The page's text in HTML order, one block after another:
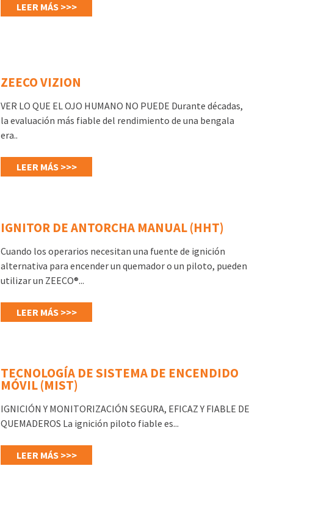
LEER MÁS >>>
ZEECO VIZION
VER LO QUE EL OJO HUMANO NO PUEDE Durante décadas,
la evaluación más fiable del rendimiento de una bengala
era..
LEER MÁS >>>
IGNITOR DE ANTORCHA MANUAL (HHT)
Cuando los operarios necesitan una fuente de ignición
alternativa para encender un quemador o un piloto, pueden
utilizar un ZEECO®...
LEER MÁS >>>
TECNOLOGÍA DE SISTEMA DE ENCENDIDO
MÓVIL (MIST)
IGNICIÓN Y MONITORIZACIÓN SEGURA, EFICAZ Y FIABLE DE
QUEMADEROS La ignición piloto fiable es...
LEER MÁS >>>